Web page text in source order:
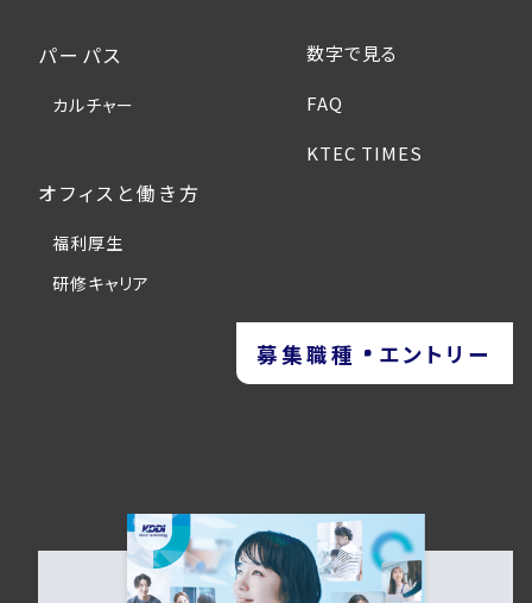
パーパス
カルチャー
オフィスと働き方
福利厚生
研修キャリア
数字で見る
FAQ
KTEC TIMES
募集職種 エントリー